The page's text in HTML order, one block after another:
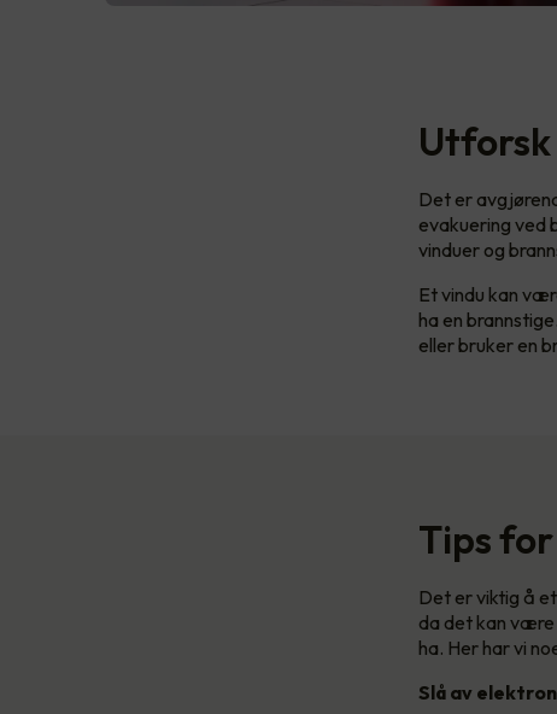
Det er
evakuering ved
vinduer og
Et vindu kan
ha en
eller bruker en
Tips
Det er viktig å
da det kan være
ha. Her har vi
Slå av